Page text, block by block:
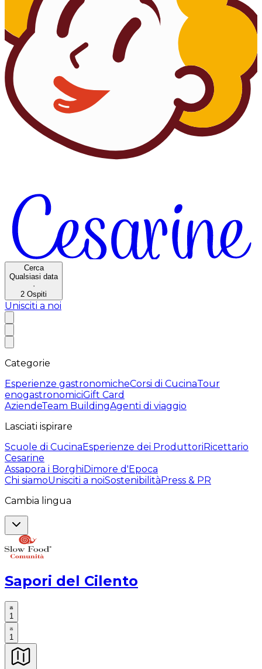
Cerca
Qualsiasi data
·
2 Ospiti
Unisciti a noi
Categorie
Esperienze gastronomicheCorsi di CucinaTour
enogastronomiciGift Card
AziendeTeam BuildingAgenti di viaggio
Lasciati ispirare
Scuole di CucinaEsperienze dei ProduttoriRicettario
Cesarine
Assapora i BorghiDimore d'Epoca
Chi siamoUnisciti a noiSostenibilitàPress & PR
Cambia lingua
Sapori del Cilento
1
1